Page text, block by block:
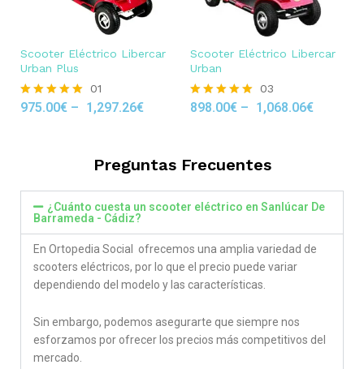
Scooter Eléctrico Libercar
Urban Plus
Rated
01
975.00€ – 1,297.26€
Scooter Eléctrico Libercar
Urban
Rated
03
898.00€ – 1,068.06€
Preguntas Frecuentes
¿Cuánto cuesta un scooter eléctrico en Sanlúcar De
Barrameda - Cádiz?
En Ortopedia Social ofrecemos una amplia variedad de
scooters eléctricos, por lo que el precio puede variar
dependiendo del modelo y las características.
Sin embargo, podemos asegurarte que siempre nos
esforzamos por ofrecer los precios más competitivos del
mercado.